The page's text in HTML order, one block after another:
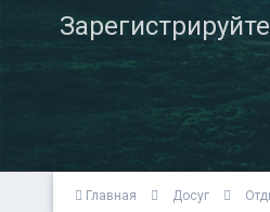
Главная Досуг